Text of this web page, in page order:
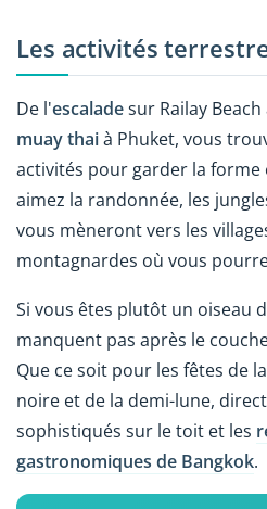
Les activités
De l'escaladesur Railay
muay thaià Phuket, vous
activités pour garder la forme
aimez la randonnée, les
vous mèneront vers les
montagnardes où vous
Si vous êtes plutôt un oiseau
manquent pas après le
Que ce soit pour les fêtes de
noire et de la demi-lune,
sophistiqués sur le toit et les
gastronomiques de Bangkok.